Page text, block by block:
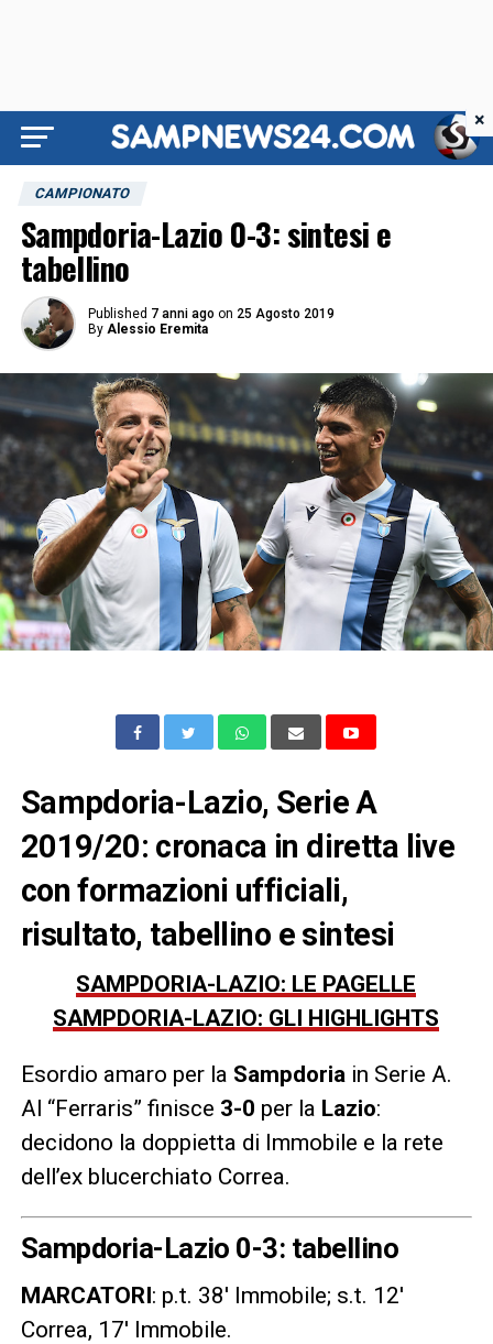
CAMPIONATO
Sampdoria-Lazio 0-3: sintesi e
tabellino
Published 7 anni ago on 25 Agosto 2019
By Alessio Eremita
Sampdoria-Lazio, Serie A
2019/20: cronaca in diretta live
con formazioni ufficiali,
risultato, tabellino e sintesi
SAMPDORIA-LAZIO: LE PAGELLE
SAMPDORIA-LAZIO: GLI HIGHLIGHTS
Esordio amaro per la Sampdoria in Serie A.
Al “Ferraris” finisce 3-0 per la Lazio:
decidono la doppietta di Immobile e la rete
dell’ex blucerchiato Correa.
Sampdoria-Lazio 0-3: tabellino
MARCATORI: p.t. 38′ Immobile; s.t. 12′
Correa, 17′ Immobile.
×